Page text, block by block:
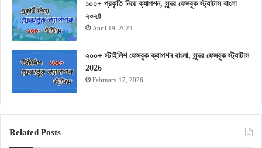
১০০+ প্রকৃতি নিয়ে ক্যাপশন, সুন্দর ফেসবুক স্ট্যাটাস বাংলা
২০২৪
April 19, 2024
২০০+ স্টাইলিশ ফেসবুক ক্যাপশন বাংলা, সুন্দর ফেসবুক স্ট্যাটাস
2026
February 17, 2026
Related Posts